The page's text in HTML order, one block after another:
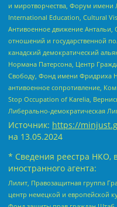
и миротворчества, Форум имени
International Education, Cultural
Антивоенное движение
отношений и государственной
канадский демократический
Нормана Патерсона, Центр
Свободу, Фонд имени Фридриха
антивоенное сопротивление,
Stop Occupation of Karelia,
Либерально-демократическая
Источник: https://
на 13.05.2024
* Сведения реестра
иностранного агента:
Лилит, Правозащитная группа
центр немецкой и европейской